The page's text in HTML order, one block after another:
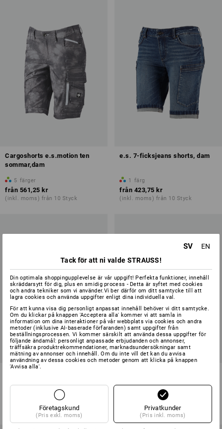
Cargoshorts e.s.motion ten
sommar,dam
5 färger
från 561,25 kr
(inkl. moms) från 10 Styck
e.s. 7-ficksjeans shorts, dam
1 färg
från 423,75 kr
(inkl. moms) från 10 Styck
(inkl. moms) från 10 Styck
523,75 kr
(inkl. moms) från 20 Styck
SV
EN
Tack för att ni valde STRAUSS!
Din optimala shoppingupplevelse är vår uppgift! Perfekta funktioner, innehåll
skräddarsytt för dig, plus en smidig process - Detta är syftet med cookies
och andra tekniker som vi använder.Vi ber därför om ditt samtycke till att
lagra cookies och använda uppgifter enligt dina individuella val.
För att kunna visa dig personligt anpassat innehåll behöver vi ditt samtycke.
Om du klickar på knappen 'Acceptera alla' kommer vi att samla in
information om dina interaktioner på vår webbplats via cookies och andra
metoder (inklusive AI‑baserade förfaranden) samt uppgifter från
beställningsprocessen. Vi kommer särskilt att använda dessa uppgifter för
följande ändamål: personligt anpassade erbjudanden och annonser,
träffsäkra produktrekommendationer, marknadsundersökningar samt
mätning av annonser och innehåll. Om du inte vill det kan du avvisa
användning av dessa cookies och metoder genom att klicka på knappen
'Avvisa alla'.
Företagskund
(Pris exkl. moms)
Privatkunder
(Pris inkl. moms)